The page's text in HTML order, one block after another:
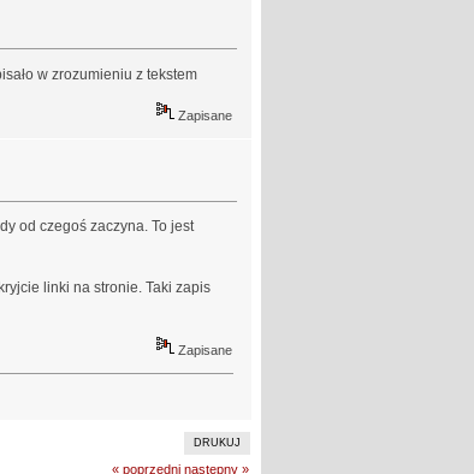
w zrozumieniu z tekstem
Zapisane
od czegoś zaczyna. To jest
linki na stronie. Taki zapis
Zapisane
DRUKUJ
« poprzedni następny »